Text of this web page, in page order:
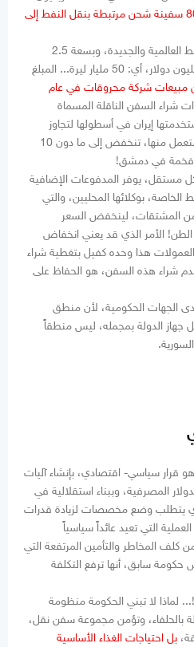
إنذاراً لـ 80 سفينة شحن مرتبطة بنقل النفط إلى
إن سعر شراء أغلى سفن نقل النفط العالمية والجديدة، وبسعة 2.5
مليون برميل نفط، يقارب 100 مليون دولار، أي: 50 مليار ليرة... المبلغ
من مبيعات شركة محروقات في عام
شراء السفن الناقلة المسماة
إيران في أسطولها لتجاوز
العقوبات، فإنّ أسعار الشراء المستعمل منها، تنخفض إلى ما دون 10
فخمة في دمشق!
يوفر المدفوعات الإضافية
بوكلائها المحليين، والتي
دولار للطن من المشتقات، لينخفض السعر
فقط على الطن! الأمر الذي قد يعني انخفاض
إن فرق العمولات هذا وحده كفيل بتغطية شراء
شراء هذه السفن، هو الحفاظ على
الجهات الحكومية، لأن منطق
الدولة بمجمله، ليس منطقاً
هو قرار سياسي- اقتصادي، بإنشاء آليات
المصرفية، وببناء استقلالية في
يتطلب وضع مخصصات لزيادة قدرات
التي تعيد عائداً سياسياً
كلف المخاطر والتأمين المرتفعة التي
سابق، أنها ترفع التكلفة
لا تبني الحكومة منظومة
وتؤمن مجموعة سفن نقل،
بل احتياجات الغذاء الأساسية